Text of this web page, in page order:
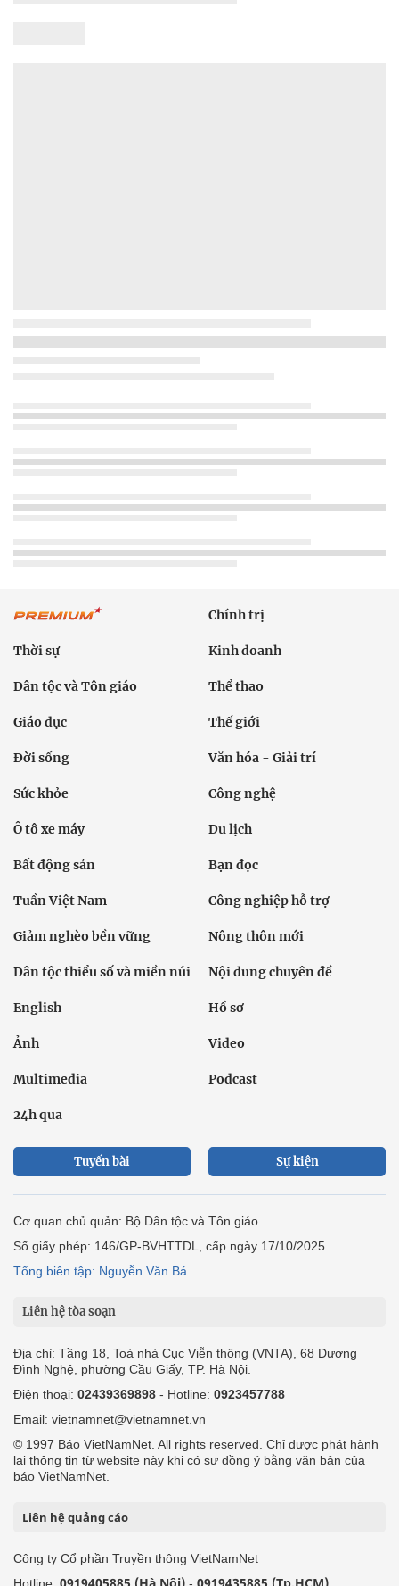
Chính trị
Thời sự Kinh doanh
Dân tộc và Tôn giáo Thể thao
Giáo dục Thế giới
Đời sống Văn hóa - Giải trí
Sức khỏe Công nghệ
Ô tô xe máy Du lịch
Bất động sản Bạn đọc
Tuần Việt Nam Công nghiệp hỗ trợ
Giảm nghèo bền vững Nông thôn mới
Dân tộc thiểu số và miền núi Nội dung chuyên đề
English Hồ sơ
Ảnh Video
Multimedia Podcast
24h qua
Tuyến bài Sự kiện
Cơ quan chủ quản: Bộ Dân tộc và Tôn giáo
Số giấy phép: 146/GP-BVHTTDL, cấp ngày 17/10/2025
Tổng biên tập: Nguyễn Văn Bá
Liên hệ tòa soạn
Địa chỉ: Tầng 18, Toà nhà Cục Viễn thông (VNTA), 68 Dương
Đình Nghệ, phường Cầu Giấy, TP. Hà Nội.
Điện thoại: 02439369898 - Hotline: 0923457788
Email: vietnamnet@vietnamnet.vn
© 1997 Báo VietNamNet. All rights reserved. Chỉ được phát hành
lại thông tin từ website này khi có sự đồng ý bằng văn bản của
báo VietNamNet.
Liên hệ quảng cáo
Công ty Cổ phần Truyền thông VietNamNet
Hotline: 0919405885 (Hà Nội) - 0919435885 (Tp.HCM)